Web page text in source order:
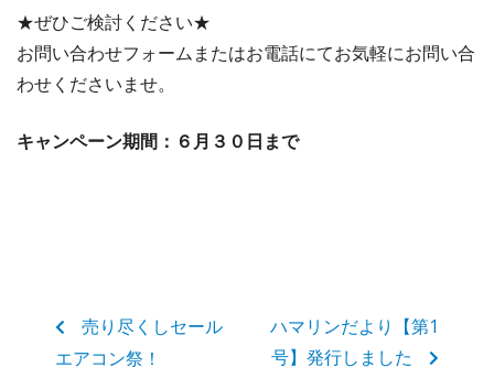
★ぜひご検討ください★
お問い合わせフォームまたはお電話にてお気軽にお問い合
わせくださいませ。
キャンペーン期間：６月３０日まで
売り尽くしセール
エアコン祭！
ハマリンだより【第1
号】発行しました